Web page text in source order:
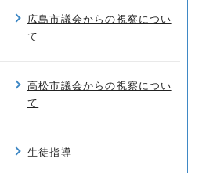
広島市議会からの視察につい
て
高松市議会からの視察につい
て
生徒指導